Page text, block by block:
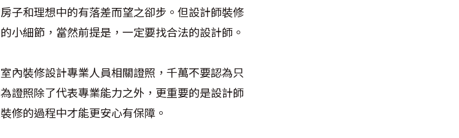
子和理想中的有落差而望之卻步。但設計師裝修
小細節，當然前提是，一定要找合法的設計師。
內裝修設計專業人員相關證照，千萬不要認為只
證照除了代表專業能力之外，更重要的是設計師
修的過程中才能更安心有保障。